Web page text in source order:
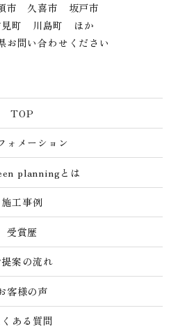
市 久喜市 坂戸市
町 川島町 ほか
お問い合わせください
TOP
ォメーション
planningとは
施工事例
受賞歴
提案の流れ
客様の声
くある質問